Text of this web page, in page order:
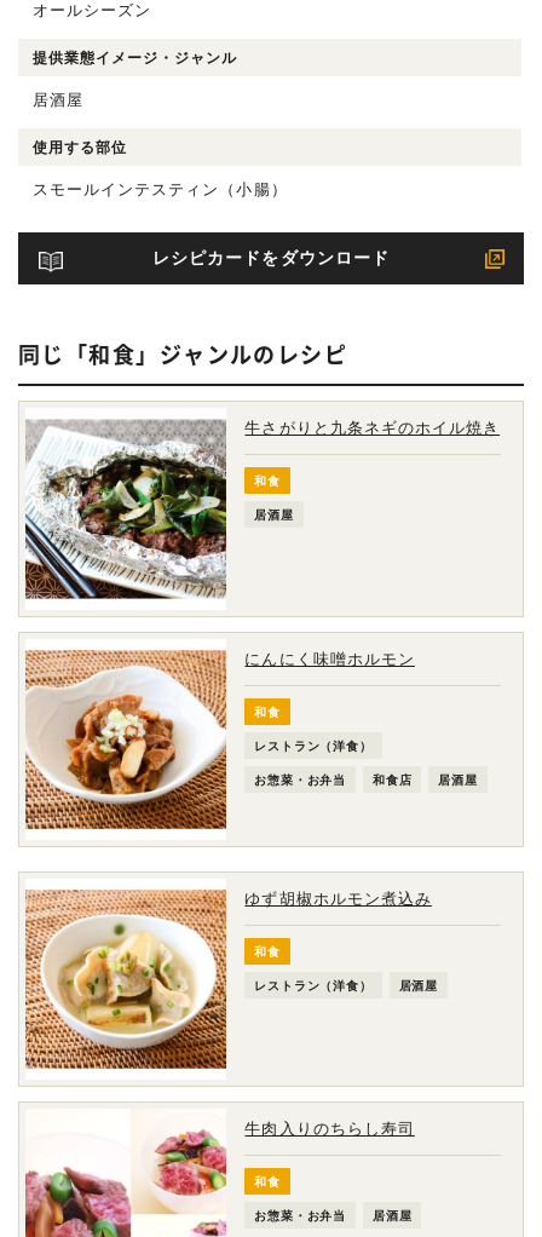
オールシーズン
提供業態イメージ・ジャンル
居酒屋
使用する部位
スモールインテスティン（小腸）
レシピカードをダウンロード
同じ「和食」ジャンルのレシピ
牛さがりと九条ネギのホイル焼き
和食
居酒屋
にんにく味噌ホルモン
和食
レストラン（洋食）
お惣菜・お弁当 和食店 居酒屋
ゆず胡椒ホルモン煮込み
和食
レストラン（洋食） 居酒屋
牛肉入りのちらし寿司
和食
お惣菜・お弁当 居酒屋